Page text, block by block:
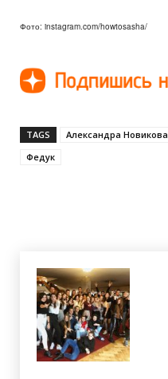
Фото: instagram.com/howtosasha/
TAGS Александра Новикова
Федук